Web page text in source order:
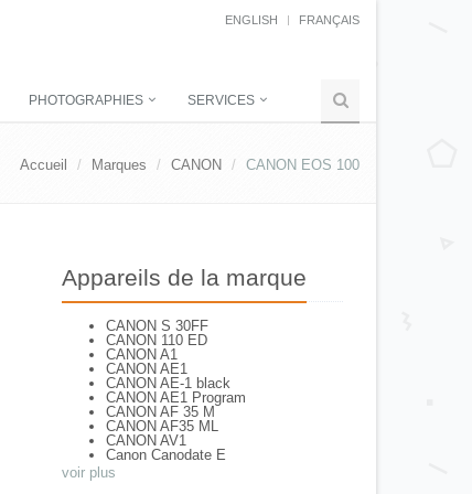
ENGLISH FRANÇAIS
PHOTOGRAPHIES SERVICES
Accueil Marques CANON CANON EOS 100
Appareils de la marque
CANON S 30FF
CANON 110 ED
CANON A1
CANON AE1
CANON AE-1 black
CANON AE1 Program
CANON AF 35 M
CANON AF35 ML
CANON AV1
Canon Canodate E
CANON Canonet QL 25
voir plus